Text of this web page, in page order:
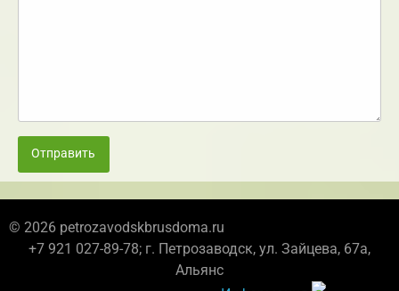
Отправить
© 2026 petrozavodskbrusdoma.ru
+7 921 027-89-78; г. Петрозаводск, ул. Зайцева, 67а,
Альянс